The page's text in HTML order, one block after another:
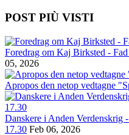
POST PIÙ VISTI
Foredrag om Kaj Birksted -
05, 2026
Apropos den netop vedtagne
Danskere i Anden Verdenskrig
17.30 Feb 06, 2026